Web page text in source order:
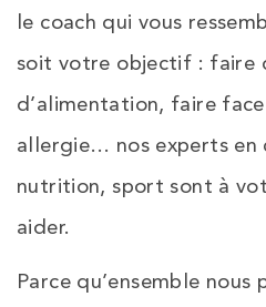
le coach qui vous
soit votre objectif : faire
d’alimentation, faire
allergie… nos experts en
nutrition, sport sont à
aider.
Parce qu’ensemble nous